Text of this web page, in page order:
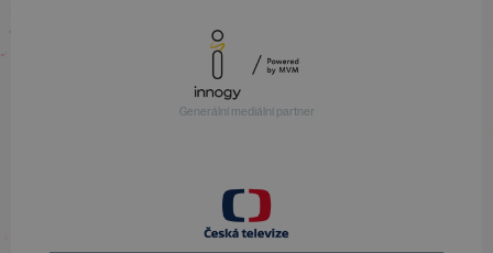
Generální mediální partner